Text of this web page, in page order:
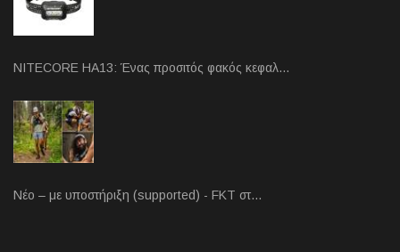
NITECORE HA13: Ένας προσιτός φακός κεφαλ…
Νέο – με υποστήριξη (supported) - FKT στ…